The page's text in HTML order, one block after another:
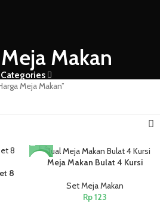
Makan
Categories
Meja Makan”
8
NEWMeja Makan Bulat 4 Kursi
Set Meja Makan
Rp123